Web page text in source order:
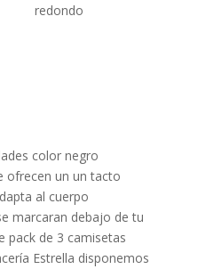
redondo
color negro
ofrecen un un tacto
al cuerpo
marcaran debajo de tu
pack de 3 camisetas
Estrella disponemos